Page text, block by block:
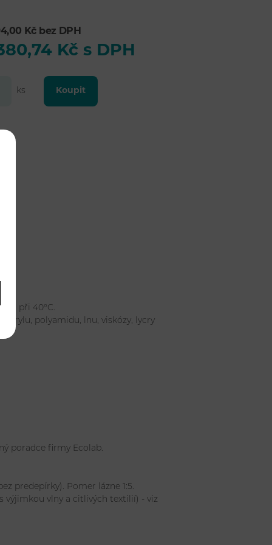
Kč bez DPH
Kč s DPH
ks Koupit
při 40°C.
akrylu, polyamidu, lnu, viskózy, lycry
poradce firmy Ecolab.
predepírky). Pomer lázne 1:5.
výjimkou vlny a citlivých textilií) - viz